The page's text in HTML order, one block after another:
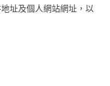
址及個人網站網址，以